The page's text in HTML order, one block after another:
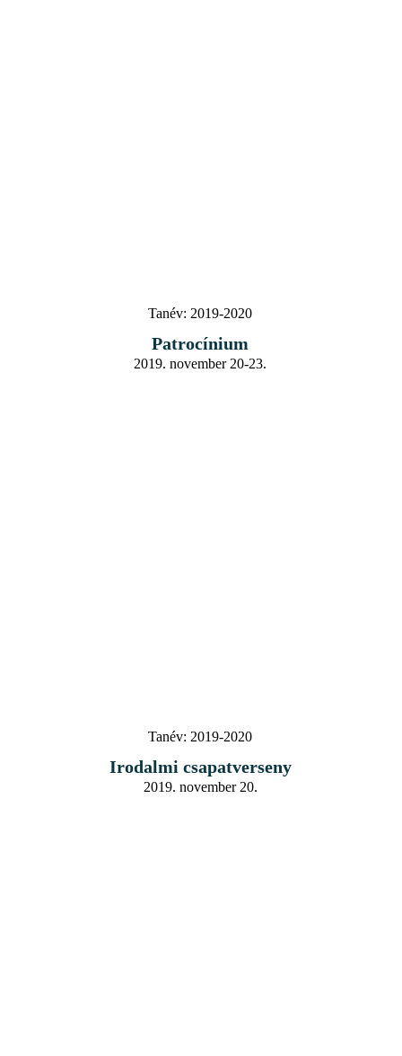
Tanév: 2019-2020
Patrocínium
2019. november 20-23.
Tanév: 2019-2020
Irodalmi csapatverseny
2019. november 20.